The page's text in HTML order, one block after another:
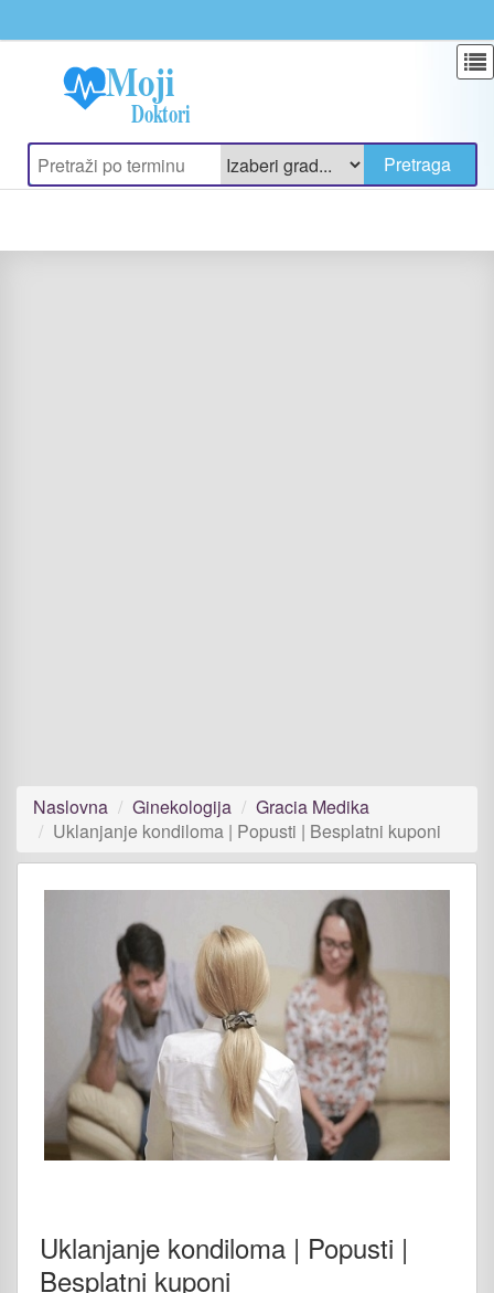
Naslovna Ginekologija
Gracia Medika
Uklanjanje kondiloma | Popusti | Besplatni kuponi
Uklanjanje kondiloma | Popusti |
Besplatni kuponi